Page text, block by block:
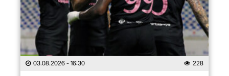
03.08.2026 - 16:30 228